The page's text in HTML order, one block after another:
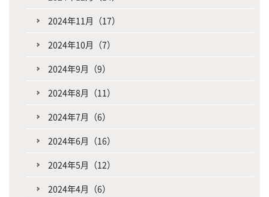
2024年11月（17）
2024年10月（7）
2024年9月（9）
2024年8月（11）
2024年7月（6）
2024年6月（16）
2024年5月（12）
2024年4月（6）